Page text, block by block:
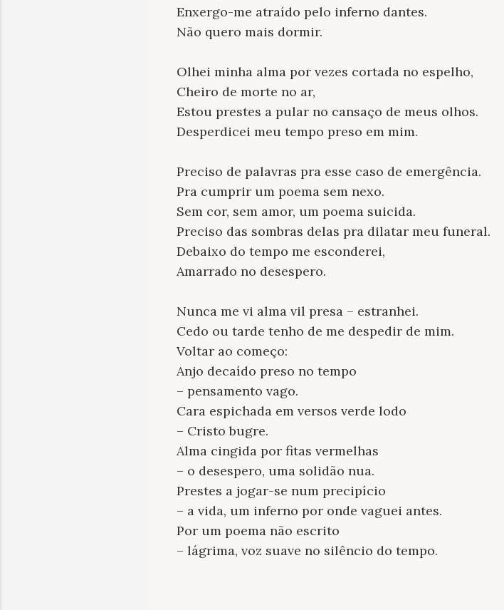
Enxergo-me atraído pelo inferno dantes.
Não quero mais dormir.
Olhei minha alma por vezes cortada no espelho,
Cheiro de morte no ar,
Estou prestes a pular no cansaço de meus olhos.
Desperdicei meu tempo preso em mim.
Preciso de palavras pra esse caso de emergência.
Pra cumprir um poema sem nexo.
Sem cor, sem amor, um poema suicida.
Preciso das sombras delas pra dilatar meu funeral.
Debaixo do tempo me esconderei,
Amarrado no desespero.
Nunca me vi alma vil presa – estranhei.
Cedo ou tarde tenho de me despedir de mim.
Voltar ao começo:
Anjo decaído preso no tempo
– pensamento vago.
Cara espichada em versos verde lodo
– Cristo bugre.
Alma cingida por fitas vermelhas
– o desespero, uma solidão nua.
Prestes a jogar-se num precipício
– a vida, um inferno por onde vaguei antes.
Por um poema não escrito
– lágrima, voz suave no silêncio do tempo.